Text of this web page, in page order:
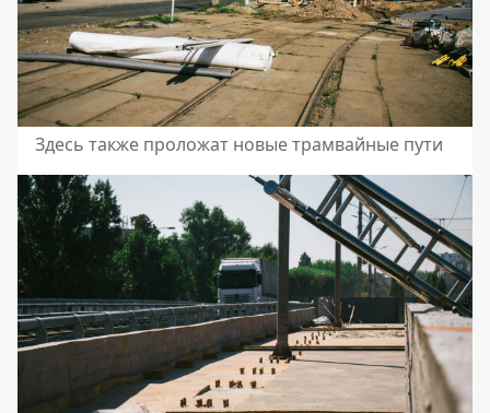
Здесь также проложат новые трамвайные пути